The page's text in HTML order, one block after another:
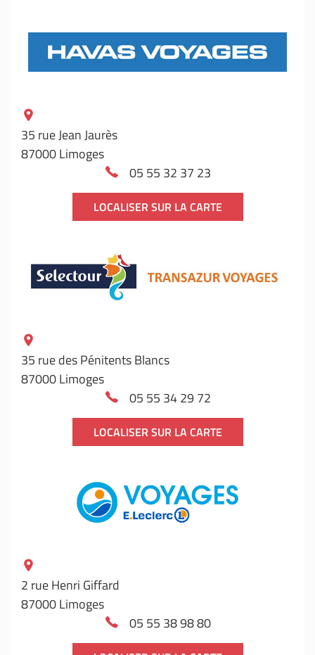
35 rue Jean Jaurès
87000 Limoges
05 55 32 37 23
LOCALISER SUR LA CARTE
35 rue des Pénitents Blancs
87000 Limoges
05 55 34 29 72
LOCALISER SUR LA CARTE
2 rue Henri Giffard
87000 Limoges
05 55 38 98 80